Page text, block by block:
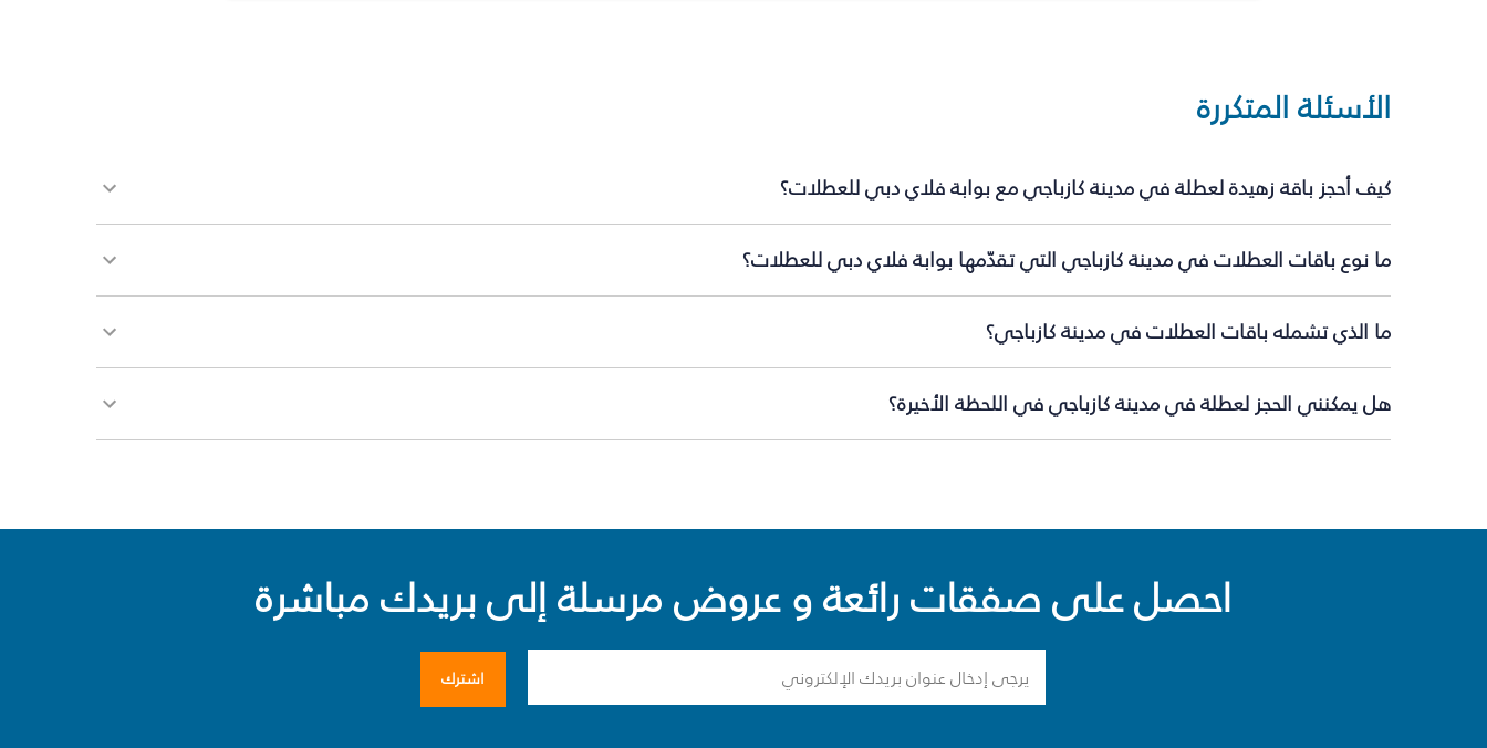
الأسئلة المتكررة
كيف أحجز باقة زهيدة لعطلة في مدينة كازباجي مع بوابة فلاي دبي للعطلات؟
ما نوع باقات العطلات في مدينة كازباجي التي تقدّمها بوابة فلاي دبي للعطلات؟
ما الذي تشمله باقات العطلات في مدينة كازباجي؟
هل يمكنني الحجز لعطلة في مدينة كازباجي في اللحظة الأخيرة؟
احصل على صفقات رائعة و عروض مرسلة إلى بريدك مباشرة
اشترك